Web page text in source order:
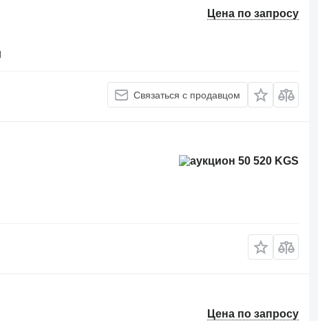
Цена по запросу
Связаться с продавцом
50 520 KGS
Цена по запросу